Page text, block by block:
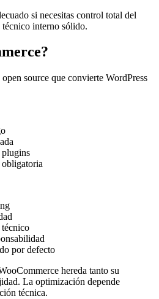
si necesitas control total del
interno sólido.
source que convierte WordPress
plugins
por defecto
hereda tanto su
La optimización depende
técnica.